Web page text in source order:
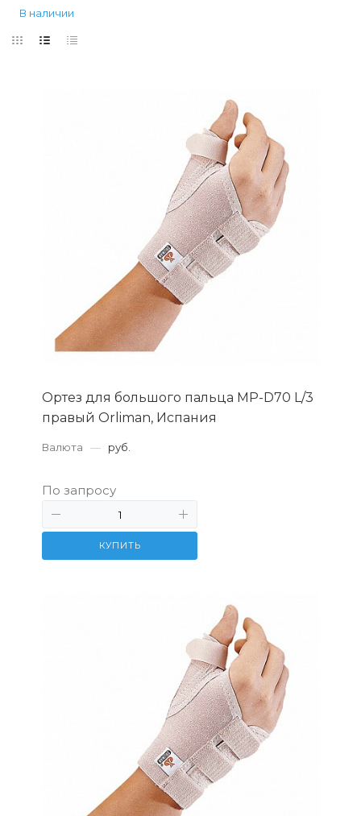
В наличии
Ортез для большого пальца MP-D70 L/3
правый Orliman, Испания
Валюта — руб.
По запросу
КУПИТЬ